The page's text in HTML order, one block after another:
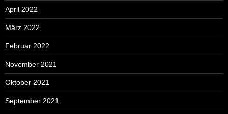
April 2022
März 2022
Februar 2022
November 2021
Oktober 2021
September 2021